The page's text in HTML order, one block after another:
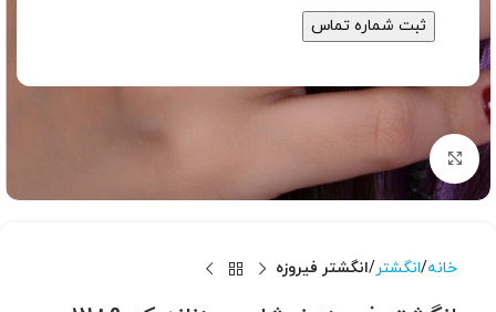
برای بزرگنمایی کلیک کنید
خانه انگشتر انگشتر فیروزه